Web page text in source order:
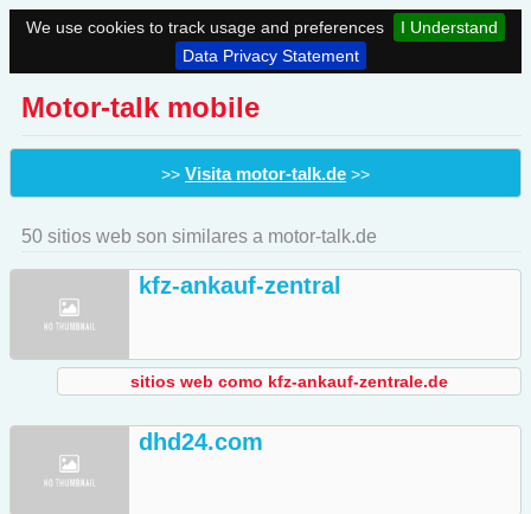
We use cookies to track usage and preferences
I Understand
Data Privacy Statement
Motor-talk mobile
>> Visita motor-talk.de >>
50 sitios web son similares a motor-talk.de
kfz-ankauf-zentral
sitios web como kfz-ankauf-zentrale.de
dhd24.com